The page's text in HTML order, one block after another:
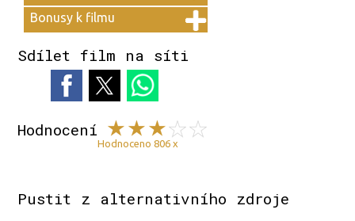
Bonusy k filmu
Sdílet film na síti
Hodnocení
Hodnoceno 806 x
Pustit z alternativního zdroje